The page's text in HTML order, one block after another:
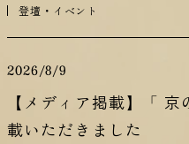
登壇・イベント
2026/8/9
【メディア掲載】「
載いただきました